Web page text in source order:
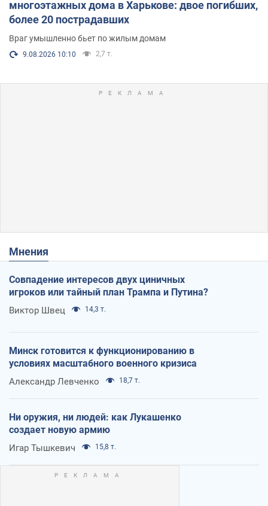
многоэтажных дома в Харькове: двое погибших,
более 20 пострадавших
Враг умышленно бьет по жилым домам
9.08.2026 10:10 2,7 т.
Мнения
Совпадение интересов двух циничных
игроков или тайный план Трампа и Путина?
Виктор Швец 14,3 т.
Минск готовится к функционированию в
условиях масштабного военного кризиса
Александр Левченко 18,7 т.
Ни оружия, ни людей: как Лукашенко
создает новую армию
Игар Тышкевич 15,8 т.